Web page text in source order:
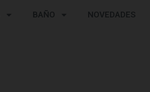
BAÑO NOVEDADES